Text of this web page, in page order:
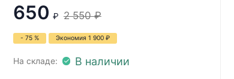
650 ₽ 2 550 ₽
- 75 % Экономия 1 900 ₽
На складе: В наличии